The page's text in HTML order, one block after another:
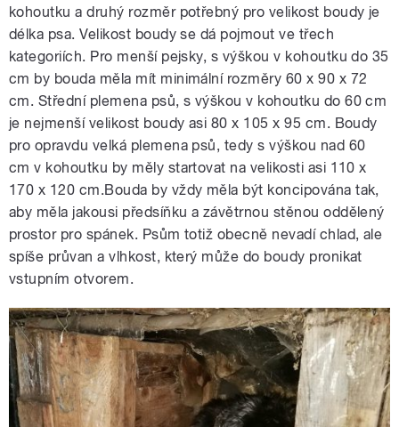
kohoutku a druhý rozměr potřebný pro velikost boudy je
délka psa. Velikost boudy se dá pojmout ve třech
kategoriích. Pro menší pejsky, s výškou v kohoutku do 35
cm by bouda měla mít minimální rozměry 60 x 90 x 72
cm. Střední plemena psů, s výškou v kohoutku do 60 cm
je nejmenší velikost boudy asi 80 x 105 x 95 cm. Boudy
pro opravdu velká plemena psů, tedy s výškou nad 60
cm v kohoutku by měly startovat na velikosti asi 110 x
170 x 120 cm.Bouda by vždy měla být koncipována tak,
aby měla jakousi předsíňku a závětrnou stěnou oddělený
prostor pro spánek. Psům totiž obecně nevadí chlad, ale
spíše průvan a vlhkost, který může do boudy pronikat
vstupním otvorem.